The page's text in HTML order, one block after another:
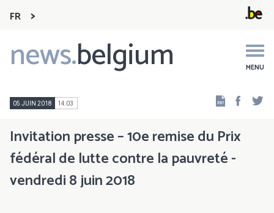
FR
news.belgium MENU
Main
navigation
05 JUIN 2018 14:03
Invitation presse – 10e remise du Prix
fédéral de lutte contre la pauvreté -
vendredi 8 juin 2018